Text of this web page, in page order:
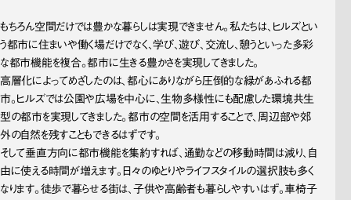
もちろん空間だけでは豊かな暮らしは実現できません。私たちは、ヒルズとい
う都市に住まいや働く場だけでなく、学び、遊び、交流し、憩うといった多彩
な都市機能を複合。都市に生きる豊かさを実現してきました。
高層化によってめざしたのは、都心にありながら圧倒的な緑があふれる都
市。ヒルズでは公園や広場を中心に、生物多様性にも配慮した環境共生
型の都市を実現してきました。都市の空間を活用することで、周辺部や郊
外の自然を残すこともできるはずです。
そして垂直方向に都市機能を集約すれば、通勤などの移動時間は減り、自
由に使える時間が増えます。日々のゆとりやライフスタイルの選択肢も多く
なります。徒歩で暮らせる街は、子供や高齢者も暮らしやすいはず。車椅子